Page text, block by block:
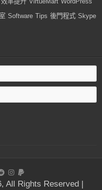
Software Tips 後門程式 Skype
All Rights Reserved |